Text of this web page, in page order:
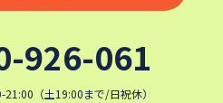
926-061
21:00（土19:00まで/日祝休）